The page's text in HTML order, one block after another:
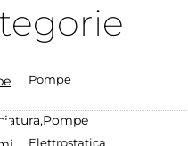
Pompe
Elettrostatica